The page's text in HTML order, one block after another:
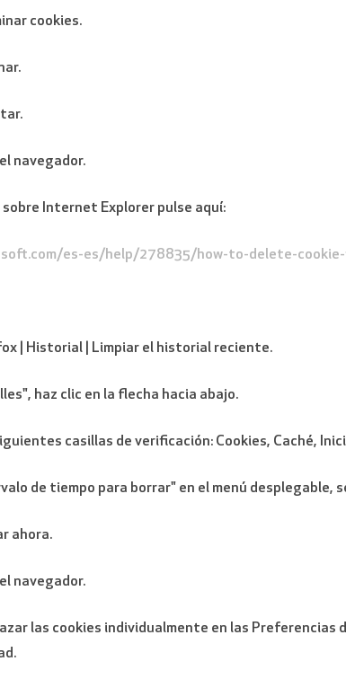
cookies.
navegador.
sobre Internet Explorer pulse aquí:
es-es/help/278835/how-to-delete-
| Historial | Limpiar el historial reciente.
haz clic en la flecha hacia abajo.
casillas de verificación: Cookies, Caché,
de tiempo para borrar" en el menú desplegable,
ahora.
navegador.
las cookies individualmente en las